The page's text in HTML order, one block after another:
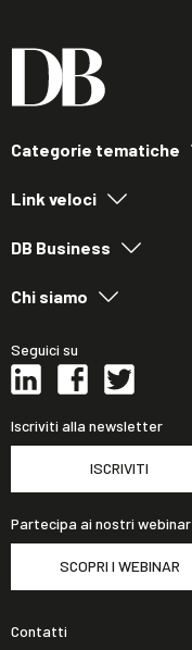
Categorie tematiche
Link veloci
DB Business
Chi siamo
Seguici su
Iscriviti alla newsletter
ISCRIVITI
Partecipa ai nostri webinar
SCOPRI I WEBINAR
Contatti